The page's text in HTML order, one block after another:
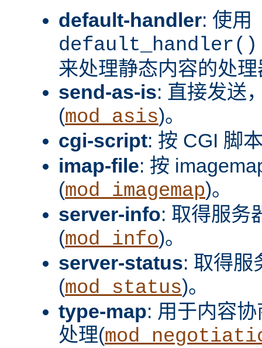
default-handler: 使用
default_handler()
来处理静态内容的处
send-as-is: 直接发送
(mod_asis)。
cgi-script: 按 CGI 脚
imap-file: 按
(mod_imagemap)。
server-info: 取得服务
(mod_info)。
server-status: 取得服
(mod_status)。
type-map: 用于内容
处理(